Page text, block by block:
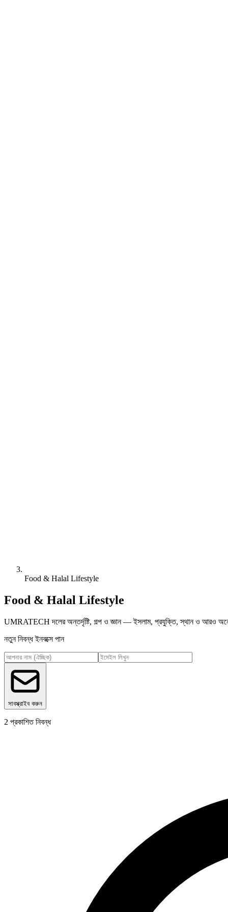
Food & Halal Lifestyle
Food & Halal Lifestyle
UMRATECH দলের অন্তর্দৃষ্টি, গল্প ও জ্ঞান — ইসলাম, প্রযুক্তি, স্থান ও আরও
নতুন নিবন্ধ ইনবক্সে পান
সাবস্ক্রাইব করুন
2 প্রকাশিত নিবন্ধ